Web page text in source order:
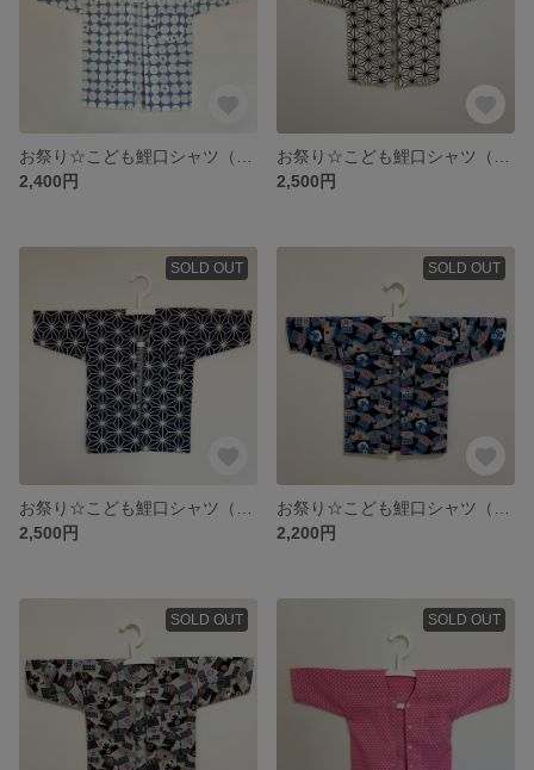
2,400円
2,500円
SOLD OUT
2,500円
SOLD OUT
2,200円
SOLD OUT SOLD OUT